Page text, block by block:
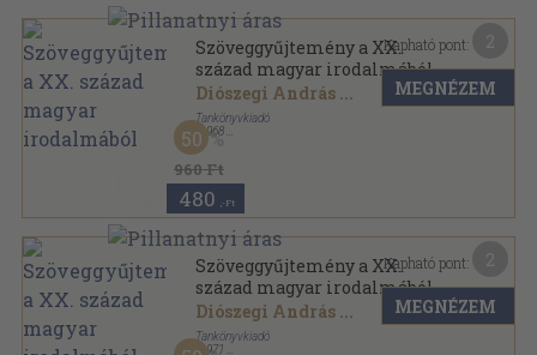
Szöveggyűjtemény a XX.
század magyar irodalmából
Diószegi András ...
Tankönyvkiadó
, 1968
Könyvkötői vászonkötés
960 Ft
50
480 ,-Ft
Kapható pont:
MEGNÉZEM
Szöveggyűjtemény a XX.
század magyar irodalmából
Diószegi András ...
Tankönyvkiadó
, 1971
Kapható pont:
MEGNÉZEM